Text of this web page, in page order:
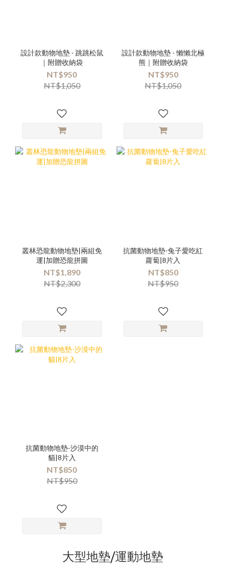
設計款動物地墊 - 跳跳松鼠
｜附贈收納袋
NT$950
NT$1,050
設計款動物地墊 - 懶懶北極
熊｜附贈收納袋
NT$950
NT$1,050
叢林恐龍動物地墊|兩組免
運|加贈恐龍拼圖
NT$1,890
NT$2,300
抗菌動物地墊-兔子愛吃紅
蘿蔔|8片入
NT$850
NT$950
抗菌動物地墊-沙漠中的
貓|8片入
NT$850
NT$950
大型地墊/運動地墊